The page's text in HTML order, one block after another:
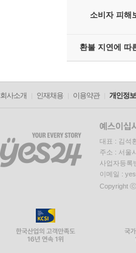
소비자 피해
환불 지연에 따
회사소개 인재채용 이용약관 개인정
대표 : 김석
주소 : 서울
사업자등록
이메일 :
Copyright ⓒ